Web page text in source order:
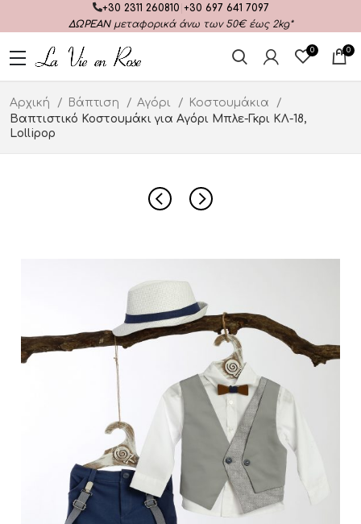
+30 2311 260810 +30 697 641 7097
ΔΩΡΕΑΝμεταφορικά άνω των 50€ έως 2kg*
0 0
Αρχική Βάπτιση Αγόρι
Κοστουμάκια
Βαπτιστικό Κοστουμάκι για Αγόρι Μπλε-Γκρι ΚΛ-18,
Lollipop